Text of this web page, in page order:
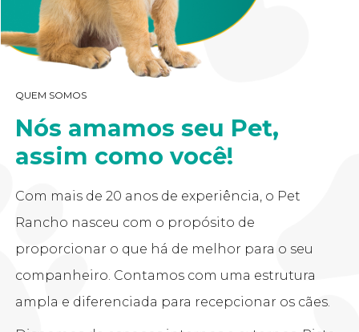
QUEM SOMOS
Nós amamos seu Pet,
assim como você!
Com mais de 20 anos de experiência, o Pet
Rancho nasceu com o propósito de
proporcionar o que há de melhor para o seu
companheiro. Contamos com uma estrutura
ampla e diferenciada para recepcionar os cães.